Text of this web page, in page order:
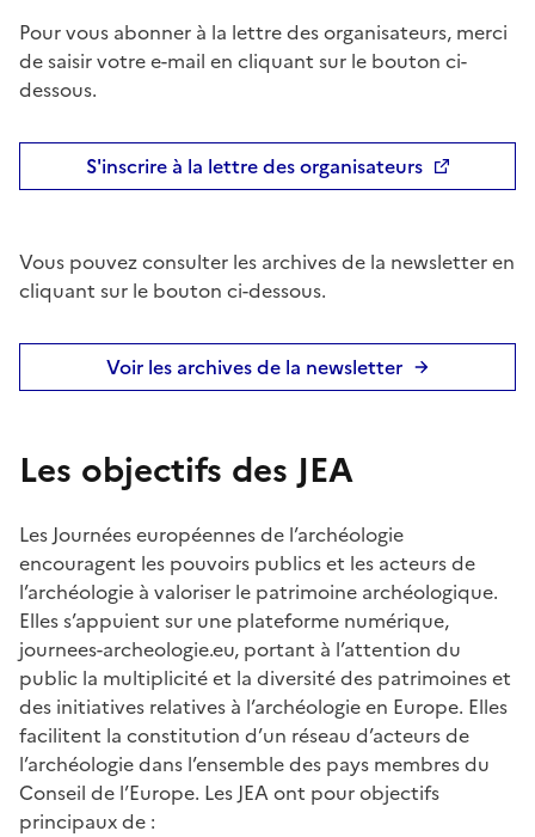
Pour vous abonner à la lettre des organisateurs, merci
de saisir votre e-mail en cliquant sur le bouton ci-
dessous.
S'inscrire à la lettre des organisateurs
Vous pouvez consulter les archives de la newsletter en
cliquant sur le bouton ci-dessous.
Voir les archives de la newsletter
Les objectifs des JEA
Les Journées européennes de l’archéologie
encouragent les pouvoirs publics et les acteurs de
l’archéologie à valoriser le patrimoine archéologique.
Elles s’appuient sur une plateforme numérique,
journees-archeologie.eu, portant à l’attention du
public la multiplicité et la diversité des patrimoines et
des initiatives relatives à l’archéologie en Europe. Elles
facilitent la constitution d’un réseau d’acteurs de
l’archéologie dans l’ensemble des pays membres du
Conseil de l’Europe. Les JEA ont pour objectifs
principaux de :